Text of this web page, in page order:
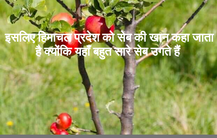
इसलिए हिमाचल प्रदेश को सेब की खान कहा जाता
है क्योंकि यहाँ बहुत सारे सेब उगते हैं